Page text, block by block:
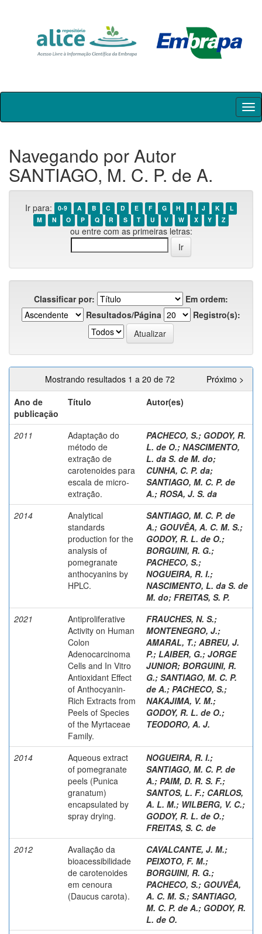
Skip
Navegando por Autor
SANTIAGO, M. C. P. de A.
Ir para: 0-9 A B C D E F G H I J K
L
M
N O P Q R S T U V W X Y Z
ou entre com as primeiras letras:
Classificar por:
Em ordem:
Resultados/Página
Registro(s):
Mostrando resultados 1 a 20 de 72
Próximo >
Ano de
publicação
Título Autor(es)
2011
Adaptação do
método de
extração de
carotenoides para
escala de micro-
extração.
PACHECO, S.; GODOY, R.
L. de O.; NASCIMENTO,
L. da S. de M. do;
CUNHA, C. P. da;
SANTIAGO, M. C. P. de
A.; ROSA, J. S. da
2014
Analytical
standards
production for the
analysis of
pomegranate
anthocyanins by
HPLC.
SANTIAGO, M. C. P. de
A.; GOUVÊA, A. C. M. S.;
GODOY, R. L. de O.;
BORGUINI, R. G.;
PACHECO, S.;
NOGUEIRA, R. I.;
NASCIMENTO, L. da S. de
M. do; FREITAS, S. P.
2021
Antiproliferative
Activity on Human
Colon
Adenocarcinoma
Cells and In Vitro
Antioxidant Effect
of Anthocyanin-
Rich Extracts from
Peels of Species
of the Myrtaceae
Family.
FRAUCHES, N. S.;
MONTENEGRO, J.;
AMARAL, T.; ABREU, J.
P.; LAIBER, G.; JORGE
JUNIOR; BORGUINI, R.
G.; SANTIAGO, M. C. P.
de A.; PACHECO, S.;
NAKAJIMA, V. M.;
GODOY, R. L. de O.;
TEODORO, A. J.
2014
Aqueous extract
of pomegranate
peels (Punica
granatum)
encapsulated by
spray drying.
NOGUEIRA, R. I.;
SANTIAGO, M. C. P. de
A.; PAIM, D. R. S. F.;
SANTOS, L. F.; CARLOS,
A. L. M.; WILBERG, V. C.;
GODOY, R. L. de O.;
FREITAS, S. C. de
2012
Avaliação da
bioacessibilidade
de carotenoides
em cenoura
(Daucus carota).
CAVALCANTE, J. M.;
PEIXOTO, F. M.;
BORGUINI, R. G.;
PACHECO, S.; GOUVÊA,
A. C. M. S.; SANTIAGO,
M. C. P. de A.; GODOY, R.
L. de O.